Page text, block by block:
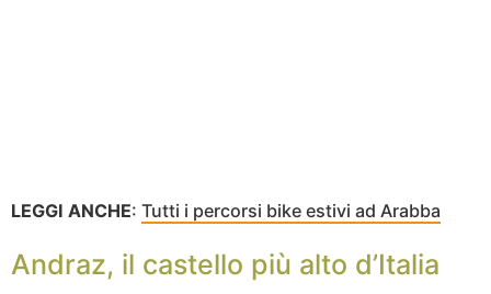
LEGGI ANCHE: Tutti i percorsi bike estivi ad Arabba
Andraz, il castello più alto d’Italia